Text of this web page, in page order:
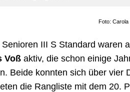
Foto: Carola
III S Standard waren
Voßaktiv, die schon einige
Beide konnten sich über vier
die Rangliste mit dem 20.